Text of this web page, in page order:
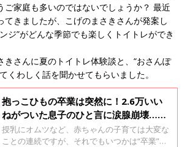
ご家庭も多いのではないでしょうか？ 最近
てきましたが、こげのまさきさんが発案し
ジ”がどんな季節でも楽しくトイトレができ
きさんに夏のトイトレ体験談と、“おさんぽ
くわしく話を聞かせてもらいました。
抱っこひもの卒業は突然に！2.6万いい
ねがついた息子のひと言に涙腺崩壊…漫
画家こげのまさきさんにインタビュー
授乳にオムツなど、赤ちゃんの子育ては大変な
ことの連続ですが、それでもいつかは“卒業”の